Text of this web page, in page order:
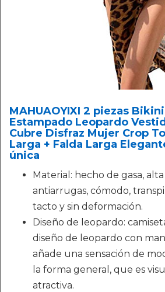
MAHUAOYIXI 2 piezas
Estampado Leopardo
Cubre Disfraz Mujer Crop
Larga + Falda Larga
única
Material: hecho de gasa,
antiarrugas, cómodo,
tacto y sin deformación.
Diseño de leopardo:
diseño de leopardo con
añade una sensación de
la forma general, que es
atractiva.